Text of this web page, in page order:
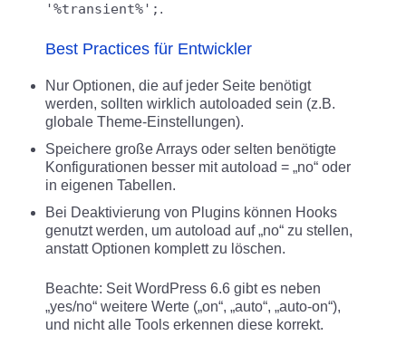
'%transient%'; .
Best Practices für Entwickler
Nur Optionen, die auf jeder Seite benötigt
werden, sollten wirklich autoloaded sein (z.B.
globale Theme-Einstellungen).​
Speichere große Arrays oder selten benötigte
Konfigurationen besser mit autoload = „no“ oder
in eigenen Tabellen.
Bei Deaktivierung von Plugins können Hooks
genutzt werden, um autoload auf „no“ zu stellen,
anstatt Optionen komplett zu löschen.​
Beachte: Seit WordPress 6.6 gibt es neben
„yes/no“ weitere Werte („on“, „auto“, „auto-on“),
und nicht alle Tools erkennen diese korrekt.​